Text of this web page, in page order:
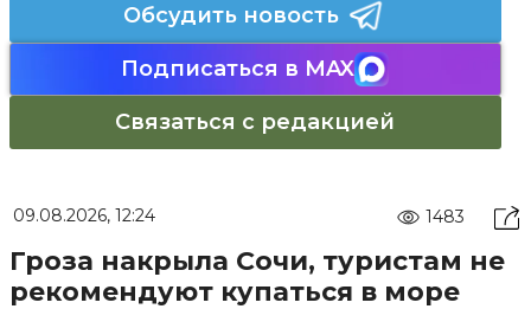
Обсудить новость
Подписаться в MAX
Связаться с редакцией
09.08.2026, 12:24 1483
Гроза накрыла Сочи, туристам не
рекомендуют купаться в море